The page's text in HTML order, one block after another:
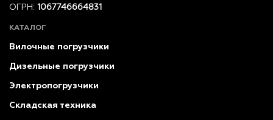
ОГРН: 1067746664831
КАТАЛОГ
Вилочные погрузчики
Дизельные погрузчики
Электропогрузчики
Складская техника